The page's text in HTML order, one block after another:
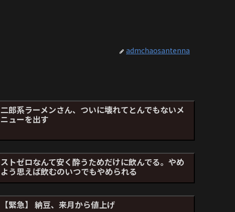
admchaosantenna
二郎系ラーメンさん、ついに壊れてとんでもないメ
ニューを出す
ストゼロなんて安く酔うためだけに飲んでる。やめ
よう思えば飲むのいつでもやめられる
【緊急】 納豆、来月から値上げ